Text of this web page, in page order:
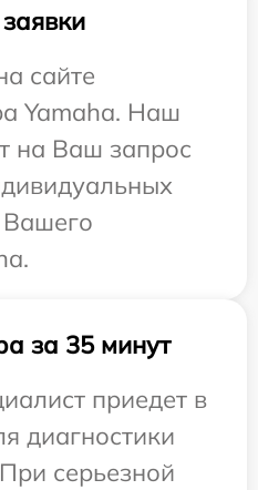
сайте
Yamaha. Наш
на Ваш запрос
за 35 минут
приедет в
диагностики
серьезной